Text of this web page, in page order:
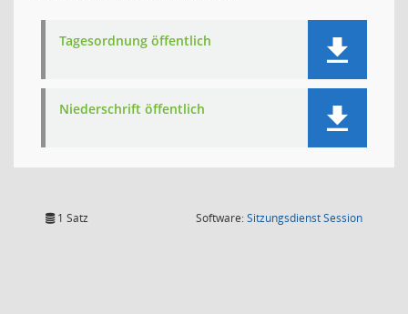
Tagesordnung öffentlich
Niederschrift öffentlich
1 Satz Software:SitzungsdienstSession(Wird in